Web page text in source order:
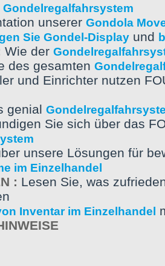
Gondelregalfahrsystem
unserer Gondola
Sie Gondel-Display und
Wie der
des gesamten
und Einrichter nutzen
genial
Sie sich über das
unsere Lösungen für
im Einzelhandel
: Lesen Sie, was
Inventar im Einzelhandel